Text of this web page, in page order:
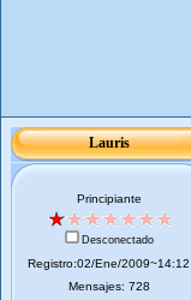
Lauris
Principiante
Desconectado
Registro:02/Ene/2009~14:12
Mensajes: 728